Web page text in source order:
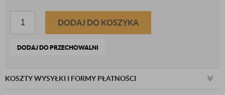
DODAJ DO KOSZYKA
DODAJ DO PRZECHOWALNI
KOSZTY WYSYŁKI I FORMY PŁATNOŚCI